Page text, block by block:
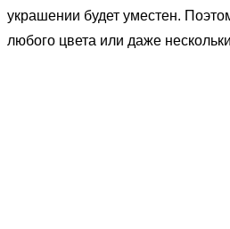
украшении будет уместен.
любого цвета или даже